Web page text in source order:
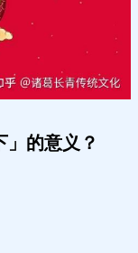
」的意义？